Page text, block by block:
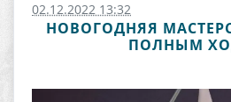
02.12.2022 13:32
НОВОГОДНЯЯ
ПОЛНЫМ